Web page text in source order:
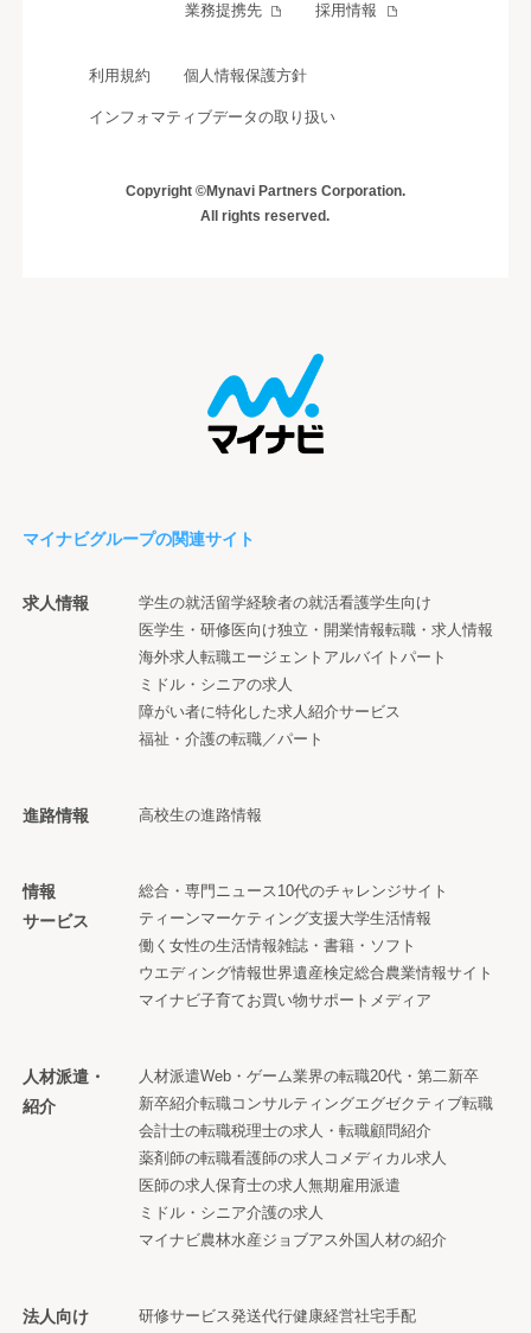
業務提携先 採用情報
利用規約 個人情報保護方針
インフォマティブデータの取り扱い
Copyright ©Mynavi Partners Corporation.
All rights reserved.
マイナビグループの関連サイト
求人情報 学生の就活留学経験者の就活看護学生向け
医学生・研修医向け独立・開業情報転職・求人情報
海外求人転職エージェント アルバイト パート
ミドル・シニアの求人
障がい者に特化した求人紹介サービス
福祉・介護の転職／パート
進路情報 高校生の進路情報
情報
サービス
総合・専門ニュース10代のチャレンジサイト
ティーンマーケティング支援大学生活情報
働く女性の生活情報雑誌・書籍・ソフト
ウエディング情報世界遺産検定総合農業情報サイト
マイナビ子育てお買い物サポートメディア
人材派遣・
紹介
人材派遣Web・ゲーム業界の転職20代・第二新卒
新卒紹介転職コンサルティングエグゼクティブ転職
会計士の転職税理士の求人・転職顧問紹介
薬剤師の転職看護師の求人 コメディカル求人
医師の求人保育士の求人無期雇用派遣
ミドル・シニア介護の求人
マイナビ農林水産ジョブアス外国人材の紹介
法人向け 研修サービス発送代行健康経営社宅手配